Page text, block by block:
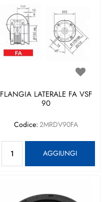
FLANGIA LATERALE FA VSF
90
Codice: 2MRDV90FA
AGGIUNGI